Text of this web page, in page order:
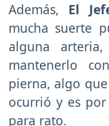
Además, El
mucha suerte
alguna
mantenerlo
pierna, algo
ocurrió y es
para rato.